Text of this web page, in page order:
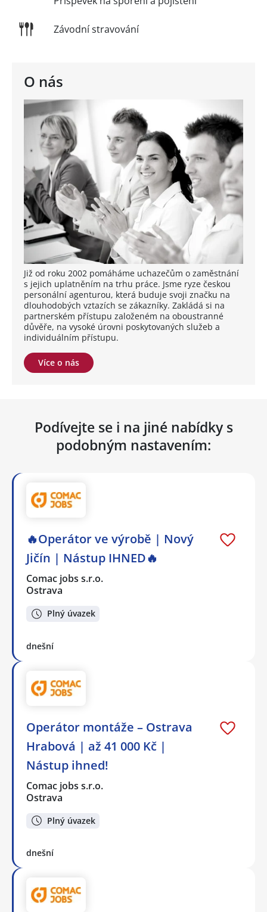
O nás
Již od roku 2002 pomáháme uchazečům o zaměstnání
s jejich uplatněním na trhu práce. Jsme ryze českou
personální agenturou, která buduje svoji značku na
dlouhodobých vztazích se zákazníky. Zakládá si na
partnerském přístupu založeném na oboustranné
důvěře, na vysoké úrovni poskytovaných služeb a
individuálním přístupu.
Více o nás
Závodní stravování
Podívejte se i na jiné nabídky s
podobným nastavením:
🔥Operátor ve výrobě | Nový
Jičín | Nástup IHNED🔥
Comac jobs s.r.o.
Ostrava
Plný úvazek
dnešní
Operátor montáže – Ostrava
Hrabová | až 41 000 Kč |
Nástup ihned!
Comac jobs s.r.o.
Ostrava
Plný úvazek
dnešní